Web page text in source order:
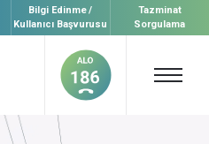
Bilgi Edinme /
Kullanıcı Başvurusu
Tazminat
Sorgulama